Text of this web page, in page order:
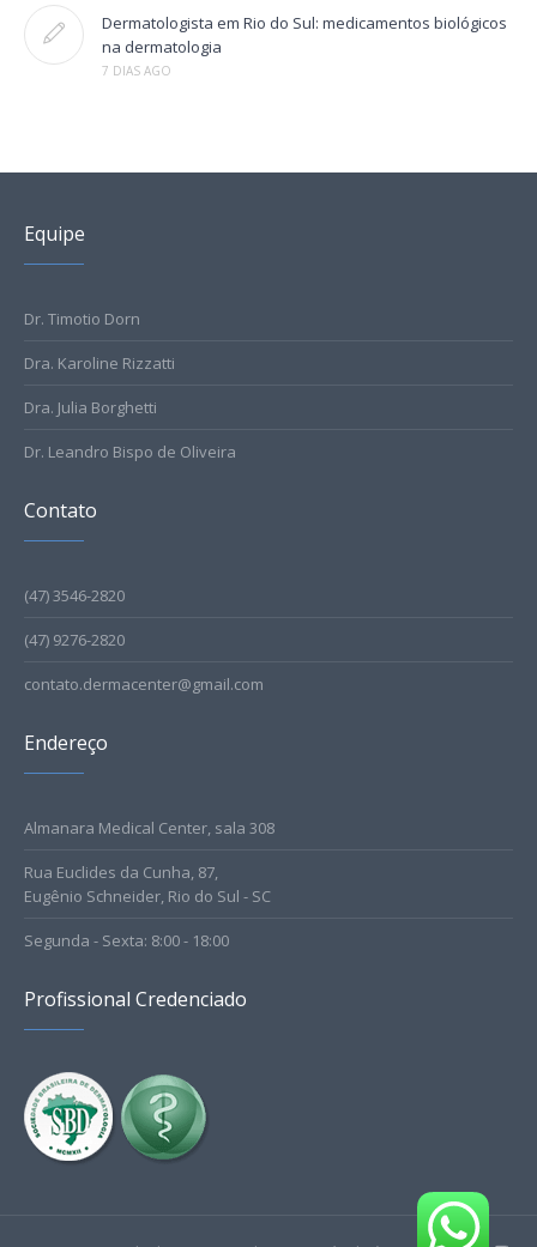
Dermatologista em Rio do Sul: medicamentos biológicos
na dermatologia
7 DIAS AGO
Equipe
Dr. Timotio Dorn
Dra. Karoline Rizzatti
Dra. Julia Borghetti
Dr. Leandro Bispo de Oliveira
Contato
(47) 3546-2820
(47) 9276-2820
contato.dermacenter@gmail.com
Endereço
Almanara Medical Center, sala 308
Rua Euclides da Cunha, 87,
Eugênio Schneider, Rio do Sul - SC
Segunda - Sexta: 8:00 - 18:00
Profissional Credenciado